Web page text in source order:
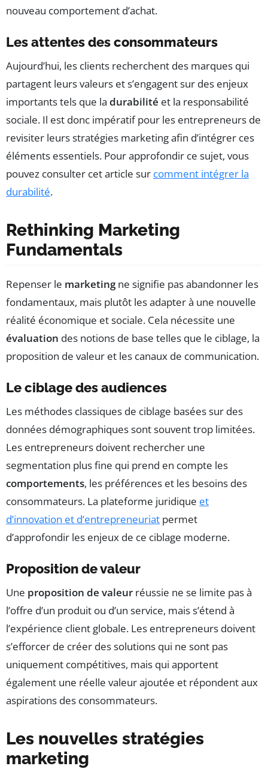
nouveau comportement d’achat.
Les attentes des consommateurs
Aujourd’hui, les clients recherchent des marques qui
partagent leurs valeurs et s’engagent sur des enjeux
importants tels que la durabilité et la responsabilité
sociale. Il est donc impératif pour les entrepreneurs de
revisiter leurs stratégies marketing afin d’intégrer ces
éléments essentiels. Pour approfondir ce sujet, vous
pouvez consulter cet article sur comment intégrer la
durabilité.
Rethinking Marketing
Fundamentals
Repenser le marketingne signifie pas abandonner les
fondamentaux, mais plutôt les adapter à une nouvelle
réalité économique et sociale. Cela nécessite une
évaluation des notions de base telles que le ciblage, la
proposition de valeur et les canaux de communication.
Le ciblage des audiences
Les méthodes classiques de ciblage basées sur des
données démographiques sont souvent trop limitées.
Les entrepreneurs doivent rechercher une
segmentation plus fine qui prend en compte les
comportements, les préférences et les besoins des
consommateurs. La plateforme juridique et
d’innovation et d’entrepreneuriat permet
d’approfondir les enjeux de ce ciblage moderne.
Proposition de valeur
Une proposition de valeur réussie ne se limite pas à
l’offre d’un produit ou d’un service, mais s’étend à
l’expérience client globale. Les entrepreneurs doivent
s’efforcer de créer des solutions qui ne sont pas
uniquement compétitives, mais qui apportent
également une réelle valeur ajoutée et répondent aux
aspirations des consommateurs.
Les nouvelles stratégies
marketing